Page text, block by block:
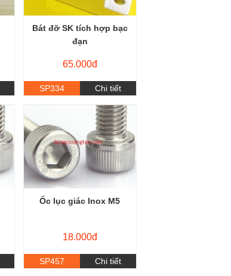
Bát đỡ SK tích hợp bạc
đạn
65.000đ
SP334 Chi tiết
Ốc lục giác Inox M5
18.000đ
SP457 Chi tiết